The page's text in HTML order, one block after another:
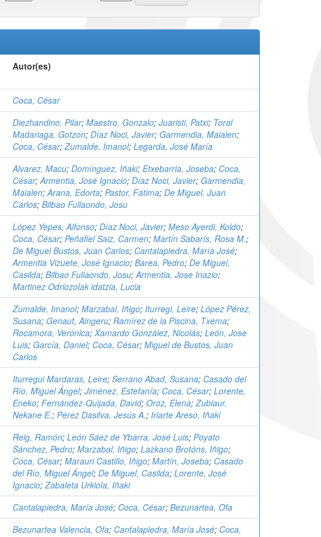
Autor(es)
Coca, César
Diezhandino, Pilar; Maestro, Gonzalo; Juaristi, Patxi; Toral
Madariaga, Gotzon; Díaz Noci, Javier; Garmendia, Maialen;
Coca, César;Zumalde, Imanol; Legarda, José María
Alvarez, Macu; Domínguez, Iñaki; Etxebarria, Joseba; Coca,
César;Armentia, José Ignacio; Díaz Noci, Javier; Garmendia,
Maialen;Arana, Edorta; Pastor, Fátima; De Miguel, Juan
Carlos; Bilbao Fullaondo, Josu
López Yepes, Alfonso; Díaz Noci, Javier; Meso Ayerdi, Koldo;
Coca, César; Peñafiel Saiz, Carmen; Martín Sabarís, Rosa M.;
De Miguel Bustos, Juan Carlos; Cantalapiedra, María José;
Armentia Vizuete, José Ignacio; Barea, Pedro; De Miguel,
Casilda; Bilbao Fullaondo, Josu;Armentia, Jose Inazio;
Martinez Odriozolak idatzia, Lucia
Zumalde, Imanol; Marzabal, Iñigo; Iturregi, Leire; López Pérez,
Susana; Genaut, Aingeru; Ramírez de la Piscina, Txema;
Rocamora, Verónica; Xamardo González, Nicolás; León, Jose
Luis; García, Daniel; Coca, César; Miguel de Bustos, Juan
Carlos
Iturregui Mardaras, Leire; Serrano Abad, Susana; Casado del
Río, Miguel Ángel; Jiménez, Estefanía; Coca, César; Lorente,
Eneko; Fernández-Quijada, David; Oroz, Elena;Zubiaur,
Nekane E.; Pérez Dasilva, Jesús A.; Iriarte Areso, Iñaki
Reig, Ramón; León Sáez de Ybarra, José Luis; Poyato
Sánchez, Pedro; Marzabal, Iñigo; Lazkano Brotóns, Iñigo;
Coca, César; Marauri Castillo, Iñigo; Martín, Joseba; Casado
del Río, Miguel Ángel; De Miguel, Casilda; Lorente, José
Ignacio;Zabaleta Urkiola, Iñaki
Cantalapiedra, María José; Coca, César; Bezunartea, Ofa
Bezunartea Valencia, Ofa; Cantalapiedra, María José; Coca,